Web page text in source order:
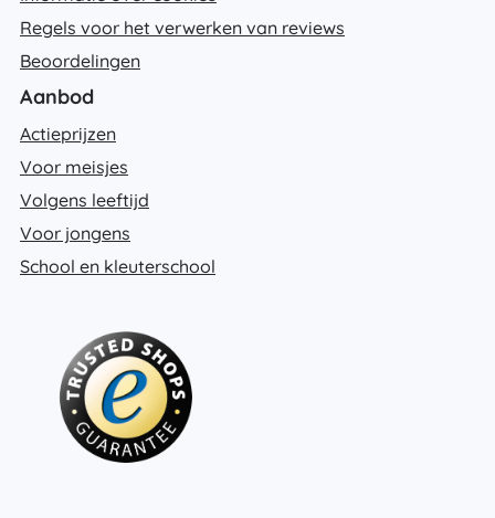
Regels voor het verwerken van reviews
Beoordelingen
Aanbod
Actieprijzen
Voor meisjes
Volgens leeftijd
Voor jongens
School en kleuterschool